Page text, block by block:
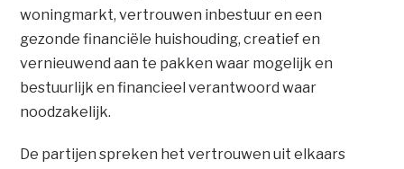
woningmarkt, vertrouwen inbestuur en een
gezonde financiële huishouding, creatief en
vernieuwend aan te pakken waar mogelijk en
bestuurlijk en financieel verantwoord waar
noodzakelijk.
De partijen spreken het vertrouwen uit elkaars